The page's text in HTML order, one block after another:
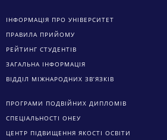
ІНФОРМАЦІЯ ПРО УНІВЕРСИТЕТ
ПРАВИЛА ПРИЙОМУ
РЕЙТИНГ СТУДЕНТІВ
ЗАГАЛЬНА ІНФОРМАЦІЯ
ВІДДІЛ МІЖНАРОДНИХ ЗВ’ЯЗКІВ
ПРОГРАМИ ПОДВІЙНИХ ДИПЛОМІВ
СПЕЦІАЛЬНОСТІ ОНЕУ
ЦЕНТР ПІДВИЩЕННЯ ЯКОСТІ ОСВІТИ